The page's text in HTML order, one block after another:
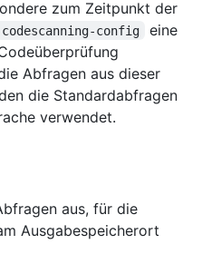
zum Zeitpunkt der
config
eine
Abfragen aus dieser
die Standardabfragen
verwendet.
aus, für die
Ausgabespeicherort